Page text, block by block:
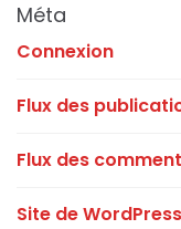
Méta
Connexion
Flux des
Flux des
Site de